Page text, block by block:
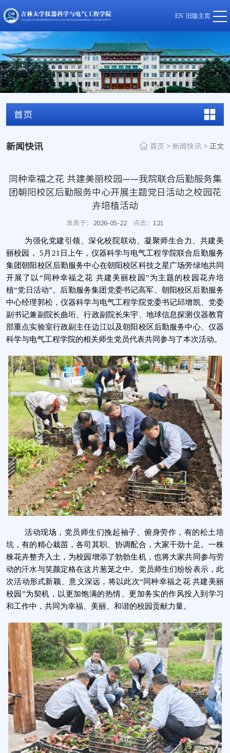
EN 旧版主页
首页
新闻快讯 首页 > 新闻快讯 > 正文
同种幸福之花 共建美丽校园——我院联合后勤服务集
团朝阳校区后勤服务中心开展主题党日活动之校园花
卉培植活动
发表于： 2026-05-22 点击： 121
为强化党建引领、深化校院联动、凝聚师生合力、共建美
丽校园，5 月 21 日上午，仪器科学与电气工程学院联合后勤服务
集团朝阳校区后勤服务中心在朝阳校区科技之星广场旁绿地共同
开展了以“同种幸福之花 共建美丽校园”为主题的校园花卉培
植“党日活动”。后勤服务集团党委书记高军、朝阳校区后勤服务
中心经理郭松，仪器科学与电气工程学院党委书记邱增凯、党委
副书记兼副院长曲珩、行政副院长朱宇、地球信息探测仪器教育
部重点实验室行政副主任边江以及朝阳校区后勤服务中心、仪器
科学与电气工程学院的相关师生党员代表共同参与了本次活动。
活动现场，党员师生们挽起袖子、俯身劳作，有的松土培
坑，有的精心栽苗，各司其职、协调配合，大家干劲十足。一株
株花卉整齐入土，为校园增添了勃勃生机，也将大家共同参与劳
动的汗水与笑颜定格在这片葱茏之中。党员师生们纷纷表示，此
次活动形式新颖、意义深远，将以此次“同种幸福之花 共建美丽
校园”为契机，以更加饱满的热情、更加务实的作风投入到学习
和工作中，共同为幸福、美丽、和谐的校园贡献力量。